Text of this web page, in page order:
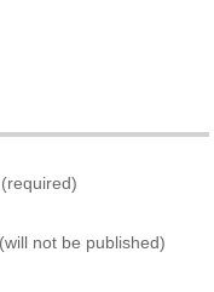
not be published)